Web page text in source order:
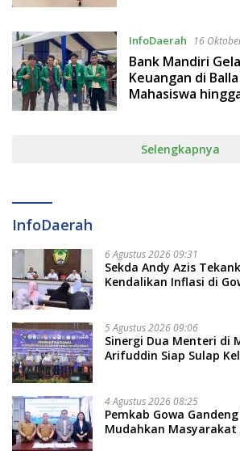
InfoDaerah 16
Bank Mandiri
Keuangan di
Mahasiswa
Selengkapnya
InfoDaerah
6 Agustus 2026 09:31
Sekda Andy Azis
Kendalikan Inflasi di
5 Agustus 2026 09:06
Sinergi Dua Menteri di
Arifuddin Siap Sulap
4 Agustus 2026 08:25
Pemkab Gowa
Mudahkan Masyarakat